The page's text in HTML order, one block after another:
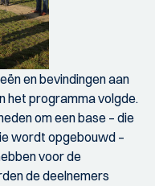
en bevindingen aan
het programma volgde.
om een base – die
wordt opgebouwd –
voor de
de deelnemers